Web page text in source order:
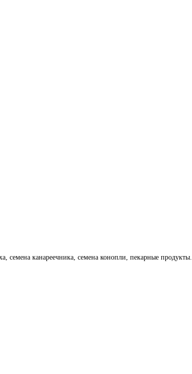
семена канареечника, семена конопли, пекарные продукты.